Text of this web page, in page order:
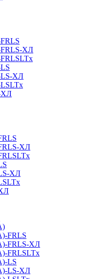
ХЛ
ХЛ
ХЛ
ХЛ
ХЛ
FRLS
FRLS-ХЛ
FRLSLTx
LS
LS-ХЛ